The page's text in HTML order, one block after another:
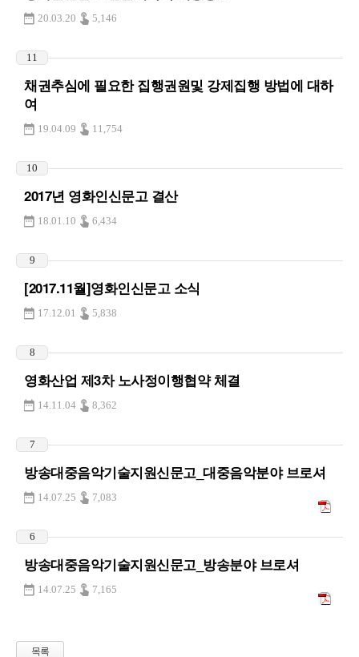
20.03.20 5,146
11
채권추심에 필요한 집행권원및 강제집행 방법에 대하
여
19.04.09 11,754
10
2017년 영화인신문고 결산
18.01.10 6,434
9
[2017.11월]영화인신문고 소식
17.12.01 5,838
8
영화산업 제3차 노사정이행협약 체결
14.11.04 8,362
7
방송대중음악기술지원신문고_대중음악분야 브로셔
14.07.25 7,083
6
방송대중음악기술지원신문고_방송분야 브로셔
14.07.25 7,165
목록